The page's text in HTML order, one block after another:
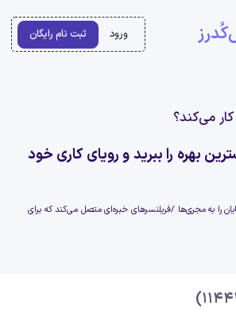
ورود ثبت نام رایگان
می‌کند؟
بهره را ببرید و رویای کاری خود
را به مجری‌ها /فریلنسرهای خبره‌ای متصل می‌کند که برای